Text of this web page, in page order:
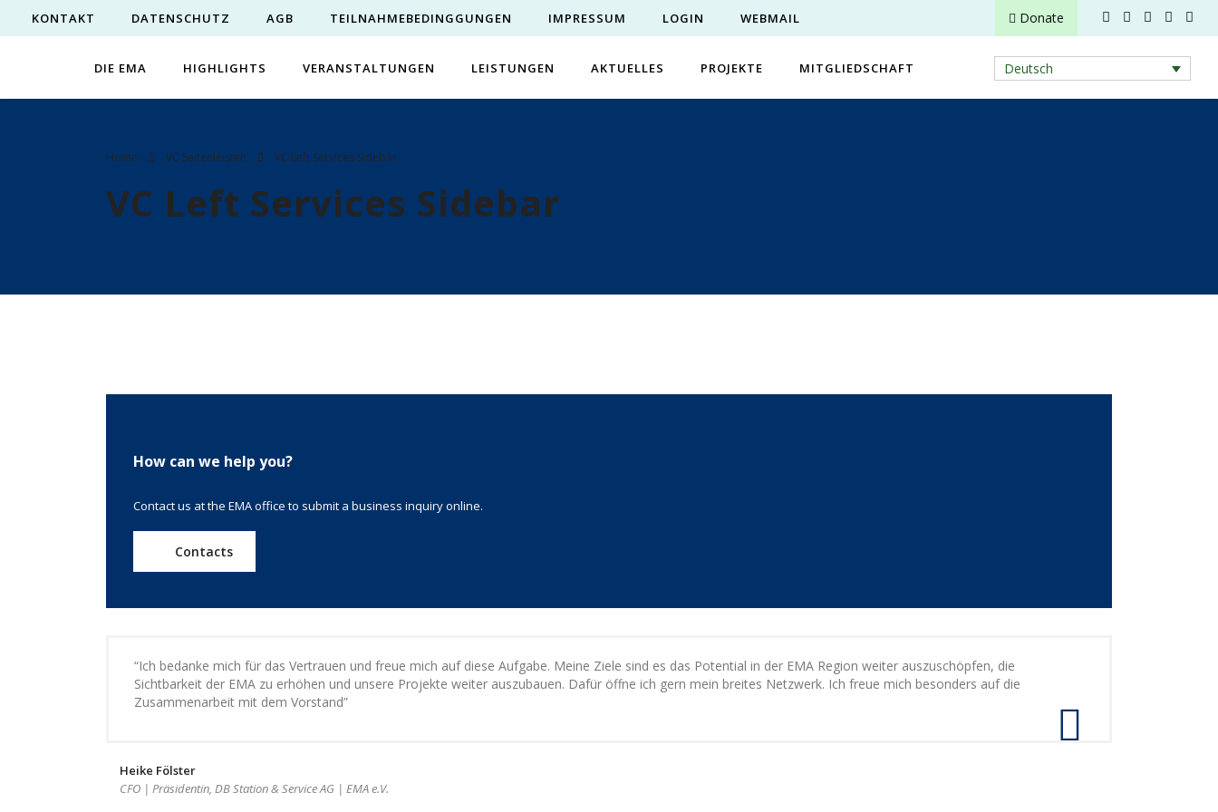
KONTAKT DATENSCHUTZ AGB TEILNAHMEBEDINGGUNGEN IMPRESSUM LOGIN WEBMAIL Donate
DIE EMA HIGHLIGHTS VERANSTALTUNGEN LEISTUNGEN AKTUELLES PROJEKTE MITGLIEDSCHAFT Deutsch
Home VC Seitenleisten VC Left Services Sidebar
VC Left Services Sidebar
How can we help you?
Contact us at the EMA office to submit a business inquiry online.
Contacts
“Ich bedanke mich für das Vertrauen und freue mich auf diese Aufgabe. Meine Ziele sind es das Potential in der EMA Region weiter auszuschöpfen, die
Sichtbarkeit der EMA zu erhöhen und unsere Projekte weiter auszubauen. Dafür öffne ich gern mein breites Netzwerk. Ich freue mich besonders auf die
Zusammenarbeit mit dem Vorstand”
Heike Fölster
CFO | Präsidentin, DB Station & Service AG | EMA e.V.